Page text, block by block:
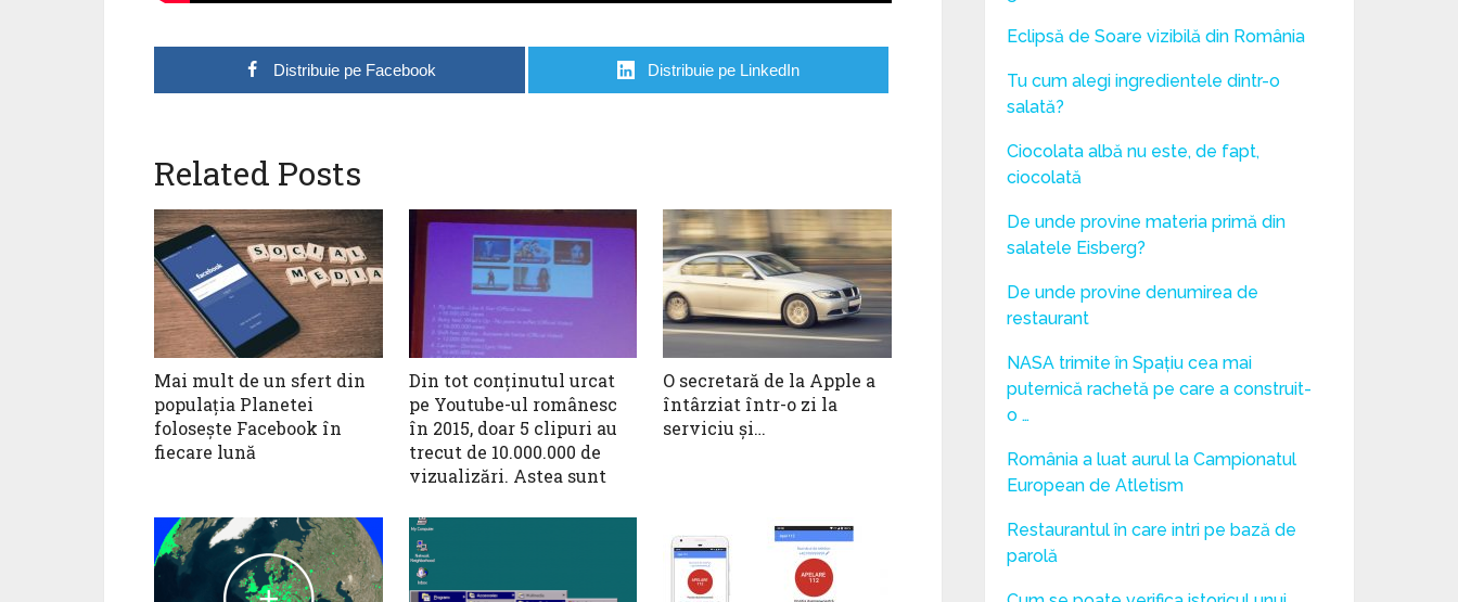
Distribuie pe Facebook Distribuie pe LinkedIn
Related Posts
Mai mult de un sfert din
populația Planetei
folosește Facebook în
fiecare lună
Din tot conținutul urcat
pe Youtube-ul românesc
în 2015, doar 5 clipuri au
trecut de 10.000.000 de
vizualizări. Astea sunt
O secretară de la Apple a
întârziat într-o zi la
serviciu şi…
Eclipsă de Soare vizibilă din România
Tu cum alegi ingredientele dintr-o
salată?
Ciocolata albă nu este, de fapt,
ciocolată
De unde provine materia primă din
salatele Eisberg?
De unde provine denumirea de
restaurant
NASA trimite în Spațiu cea mai
puternică rachetă pe care a construit-
o …
România a luat aurul la Campionatul
European de Atletism
Restaurantul în care intri pe bază de
parolă